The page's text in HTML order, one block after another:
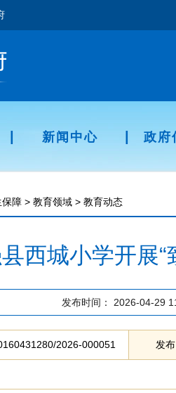
新闻中心 政府
保障 > 教育领域 > 教育动态
西城小学开展
发布时间： 2026-04-29
2026-000051 发